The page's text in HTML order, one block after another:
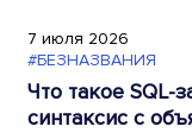
7 июля 2026
#БЕЗНАЗВАНИЯ
Что такое
синтаксис с